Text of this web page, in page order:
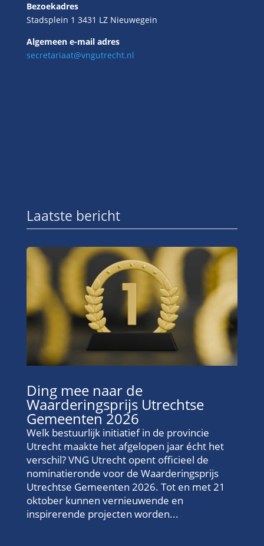
Bezoekadres
Stadsplein 1 3431 LZ Nieuwegein
Algemeen e-mail adres
secretariaat@vngutrecht.nl
Laatste bericht
Ding mee naar de
Waarderingsprijs Utrechtse
Gemeenten 2026
Welk bestuurlijk initiatief in de provincie
Utrecht maakte het afgelopen jaar écht het
verschil? VNG Utrecht opent officieel de
nominatieronde voor de Waarderingsprijs
Utrechtse Gemeenten 2026. Tot en met 21
oktober kunnen vernieuwende en
inspirerende projecten worden...